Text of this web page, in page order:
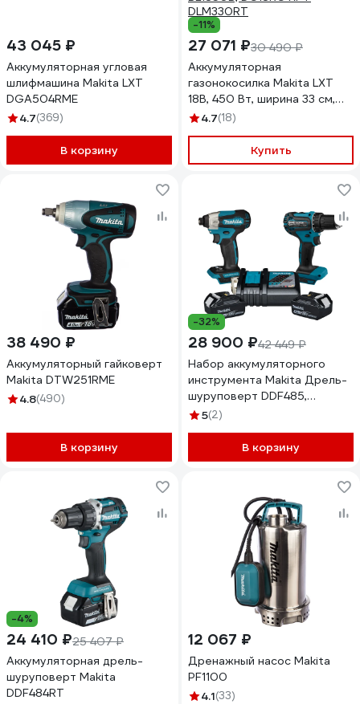
43 045 ₽
Аккумуляторная угловая
шлифмашина Makita LXT
DGA504RME
4.7(369)
В корзину
-11%
27 071 ₽30 490 ₽
Аккумуляторная
газонокосилка Makita LXT
18В, 450 Вт, ширина 33 см,
травосборщик 30 л, 3 в 1, 8-
регулирование, 20-75 мм,
BL1850B, DC18RC XPT
4.7(18)
Купить
38 490 ₽
Аккумуляторный гайковерт
Makita DTW251RME
4.8(490)
В корзину
-32%
28 900 ₽42 449 ₽
Набор аккумуляторного
инструмента Makita Дрель-
шуруповерт DDF485,
ударный шуруповерт
5(2)
В корзину
-4%
24 410 ₽25 407 ₽
Аккумуляторная дрель-
шуруповерт Makita
DDF484RT
12 067 ₽
Дренажный насос Makita
PF1100
4.1(33)